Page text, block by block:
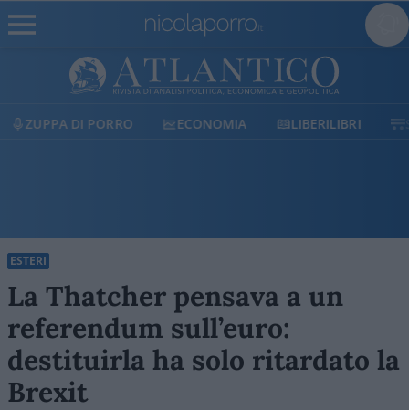
ECONOMIA LIBERILIBRI SHOP SOSTIENICI
ESTERI
La Thatcher pensava a un
referendum sull’euro:
destituirla ha solo ritardato la
Brexit